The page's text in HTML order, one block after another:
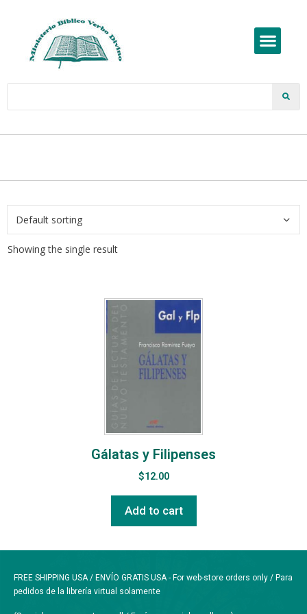
Showing the single result
Gálatas y Filipenses
$12.00
Add to cart
FREE SHIPPING USA / ENVÍO GRATIS USA - For web-store orders only / Para
pedidos de la librería virtual solamente